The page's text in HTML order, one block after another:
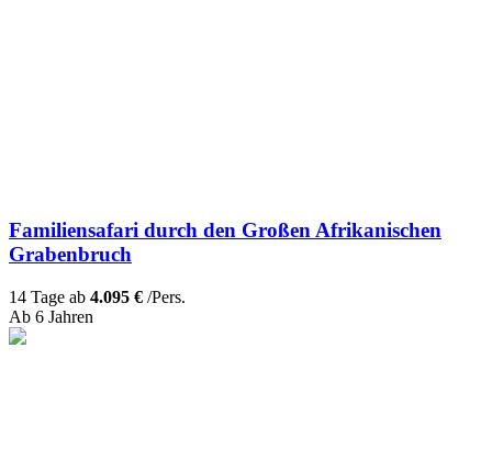
Familiensafari durch den Großen Afrikanischen
Grabenbruch
14 Tage ab 4.095 € /Pers.
Ab 6 Jahren